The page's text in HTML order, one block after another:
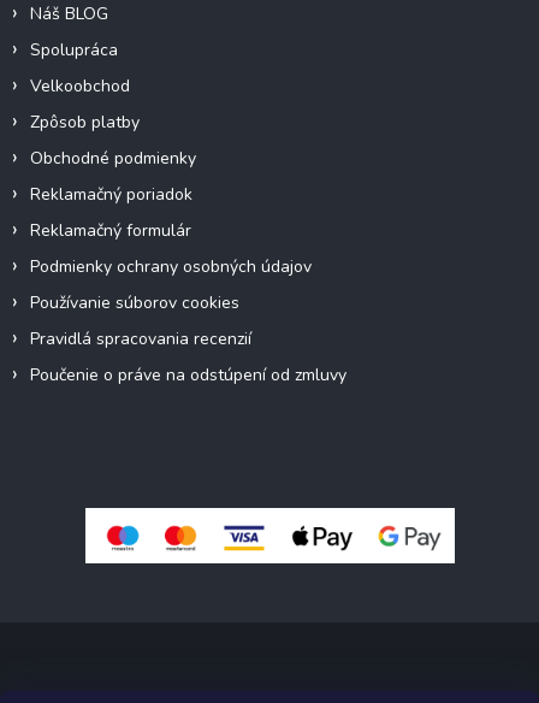
Náš BLOG
Spolupráca
Velkoobchod
Zpôsob platby
Obchodné podmienky
Reklamačný poriadok
Reklamačný formulár
Podmienky ochrany osobných údajov
Používanie súborov cookies
Pravidlá spracovania recenzií
Poučenie o práve na odstúpení od zmluvy